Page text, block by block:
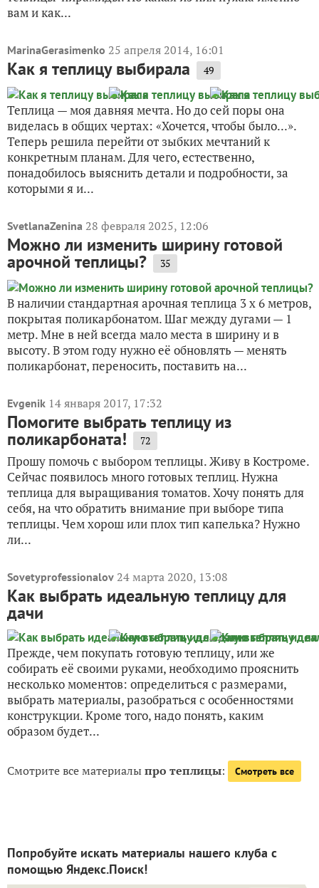
вам и как...
MarinaGerasimenko 25 апреля 2014, 16:01
Как я теплицу выбирала 49
Теплица — моя давняя мечта. Но до сей поры она
виделась в общих чертах: «Хочется, чтобы было...».
Теперь решила перейти от зыбких мечтаний к
конкретным планам. Для чего, естественно,
понадобилось выяснить детали и подробности, за
которыми я и...
SvetlanaZenina 28 февраля 2025, 12:06
Можно ли изменить ширину готовой
арочной теплицы? 35
В наличии стандартная арочная теплица 3 х 6 метров,
покрытая поликарбонатом. Шаг между дугами — 1
метр. Мне в ней всегда мало места в ширину и в
высоту. В этом году нужно её обновлять — менять
поликарбонат, переносить, поставить на...
Evgenik 14 января 2017, 17:32
Помогите выбрать теплицу из
поликарбоната! 72
Прошу помочь с выбором теплицы. Живу в Костроме.
Сейчас появилось много готовых теплиц. Нужна
теплица для выращивания томатов. Хочу понять для
себя, на что обратить внимание при выборе типа
теплицы. Чем хорош или плох тип капелька? Нужно
ли...
Sovetyprofessionalov 24 марта 2020, 13:08
Как выбрать идеальную теплицу для
дачи
Прежде, чем покупать готовую теплицу, или же
собирать её своими руками, необходимо прояснить
несколько моментов: определиться с размерами,
выбрать материалы, разобраться с особенностями
конструкции. Кроме того, надо понять, каким
образом будет...
Смотрите все материалыпро теплицы: Смотреть все
Попробуйте искать материалы нашего клуба с
помощью Яндекс.Поиск!